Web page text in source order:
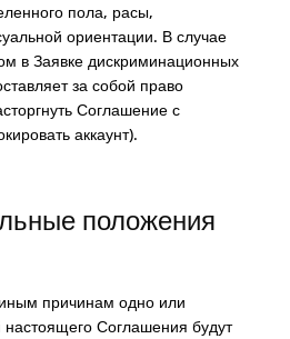
пола, расы,
ориентации. В случае
в Заявке дискриминационных
за собой право
Соглашение с
аккаунт).
положения
причинам одно или
настоящего Соглашения будут